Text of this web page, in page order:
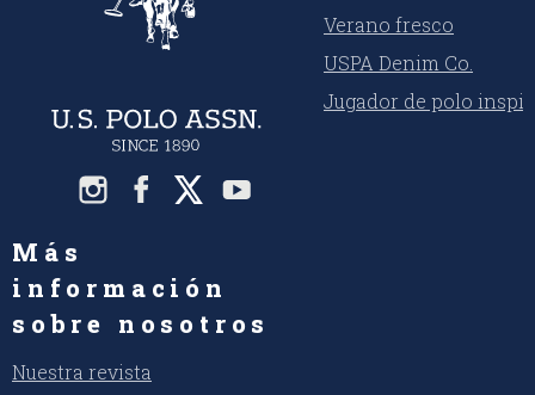
Verano fresco
USPA Denim Co.
Jugador de polo
Más
información
sobre nosotros
Nuestra revista